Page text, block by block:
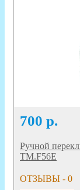
700 р.
Ручной
TM.F56Е
ОТЗЫВЫ - 0